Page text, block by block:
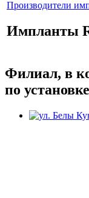
Производители
Импланты
Филиал, в
по